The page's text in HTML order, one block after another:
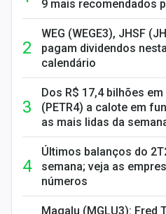
9 mais recomendados
WEG (WEGE3), JHSF
pagam dividendos
calendário
Dos R$ 17,4 bilhões
(PETR4) a calote em
as mais lidas da
Últimos balanços do
semana; veja as
números
Magalu (MGLU3): Fred